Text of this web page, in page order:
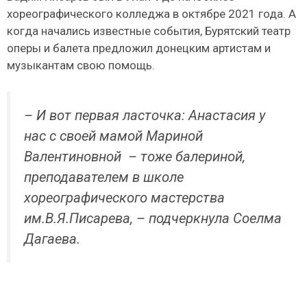
хореографического колледжа в октябре 2021 года. А
когда начались известные события, Бурятский театр
оперы и балета предложил донецким артистам и
музыкантам свою помощь.
– И вот первая ласточка: Анастасия у
нас с своей мамой Мариной
Валентиновной – тоже балериной,
преподавателем в школе
хореографического мастерства
им.В.Я.Писарева, – подчеркнула Соелма
Дагаева.